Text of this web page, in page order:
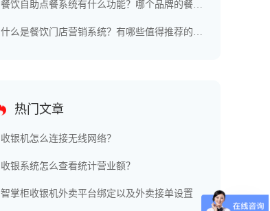
餐饮自助点餐系统有什么功能？哪个品牌的餐饮自助点餐系统更好？
什么是餐饮门店营销系统？有哪些值得推荐的品牌？
热门文章
收银机怎么连接无线网络？
收银系统怎么查看统计营业额？
智掌柜收银机外卖平台绑定以及外卖接单设置